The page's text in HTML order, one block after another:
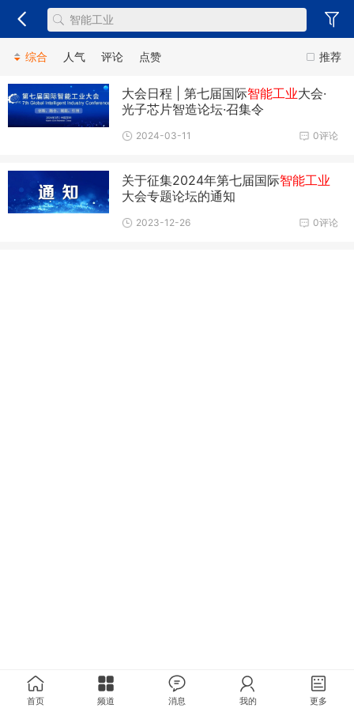
推荐
综合 人气 评论 点赞
大会日程 | 第七届国际智能工业大会·
光子芯片智造论坛·召集令
0评论
2024-03-11
关于征集2024年第七届国际智能工业
大会专题论坛的通知
0评论
2023-12-26
首页 频道 消息 我的 更多